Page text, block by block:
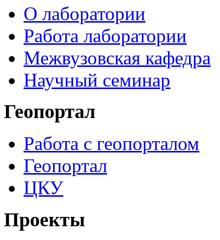
О лаборатории
Работа лаборатории
Межвузовская кафедра
Научный семинар
Геопортал
Работа с геопорталом
Геопортал
ЦКУ
Проекты